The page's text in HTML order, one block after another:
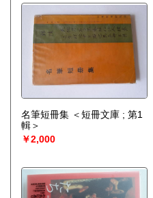
名筆短冊集 ＜短冊文庫 ; 第1
輯＞
￥2,000